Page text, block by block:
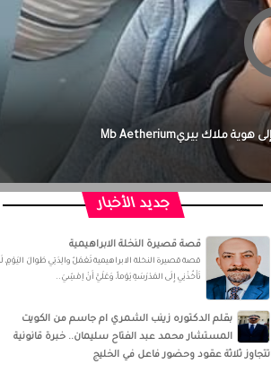
جديد الأخبار
قصة قصيرة النخلة الابراهيمية
قصة قصيرة النخلة الابراهيمية تَعْمَلُ والِدَتِي طَوالَ اليَوْمِ،
تَأْخُذْنِي إِلَى المَدْرَسَةِ يَوْماً، وَعَلَيَّ أَنْ اِمْشِيَ..
بقلم الدكتوره زينب الشمري ام جاسم من الكويت
المستشار محمد عبد الفتاح سليمان.. خبرة قانونية
تتجاوز ثلاثة عقود وحضور فاعل في الخليج